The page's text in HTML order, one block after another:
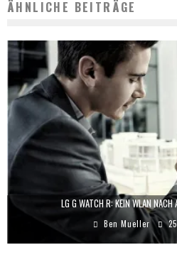
ÄHNLICHE BEITRÄGE
LG G WATCH R: KEIN WLAN NACH
Ben Mueller